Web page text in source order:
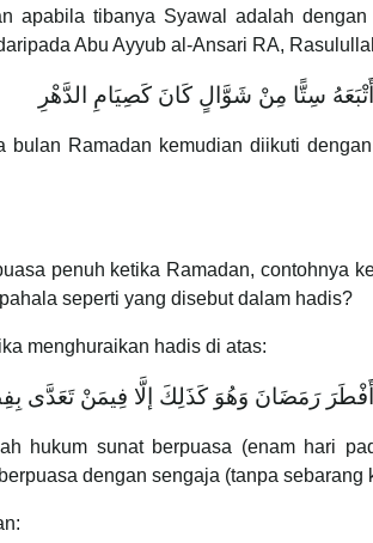
apabila tibanya Syawal adalah
Abu Ayyub al-Ansari RA,
سِتًّا مِنْ شَوَّالٍ كَانَ كَصِيَامِ الدَّهْرِ
bulan Ramadan kemudian diikuti
penuh ketika Ramadan, contohnya
seperti yang disebut dalam hadis?
menghuraikan hadis di atas:
رَمَضَانَ وَهُوَ كَذَلِكَ إلَّا فِيمَنْ تَعَدَّى
hukum sunat berpuasa (enam hari
dengan sengaja (tanpa sebarang